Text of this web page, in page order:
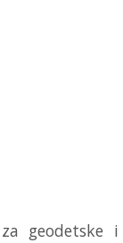
geodetske i